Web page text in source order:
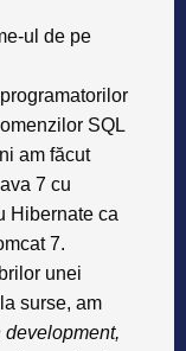
ul de pe
SQL
am făcut
7 cu
Hibernate ca
7.
unei
surse, am
development,